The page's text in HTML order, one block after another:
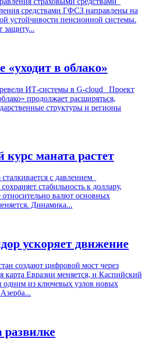
средствами ГФСЗ направлены на
устойчивости пенсионной системы.
защиту...
«уходит в облако»
ИТ-системы в G-cloud Проект
продолжает расширяться,
структуры и регионы
маната растет
с давлением
стабильность к доллару,
валют основных
Динамика...
ускоряет движение
создают цифровой мост через
Евразии меняется, и Каспийский
одним из ключевых узлов новых